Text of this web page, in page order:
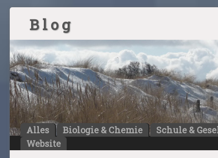
B l o g
Alles Biologie & Chemie
Schule &
Website